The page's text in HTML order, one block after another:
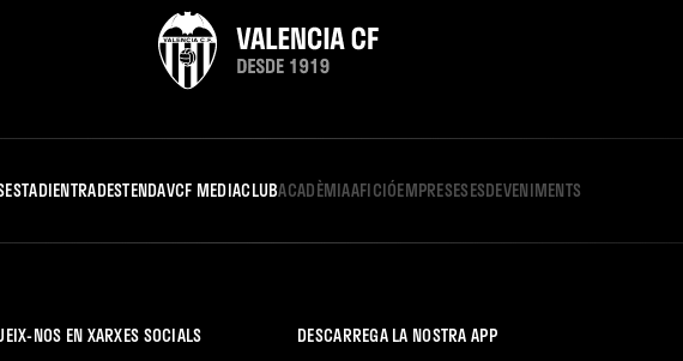
ESTADIENTRADESTENDAVCF MEDIACLUBACADÈMIAAFICIÓEMPRESESESDEVENIMENTS
NOS EN XARXES SOCIALS DESCARREGA LA NOSTRA APP